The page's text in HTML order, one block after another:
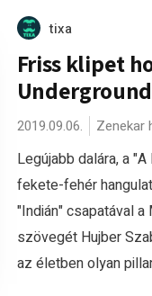
tixa
Friss klipet
Underground
2019.09.06. Zenekar
Legújabb dalára, a
fekete-fehér
"Indián" csapatával a
szövegét Hujber
az életben olyan